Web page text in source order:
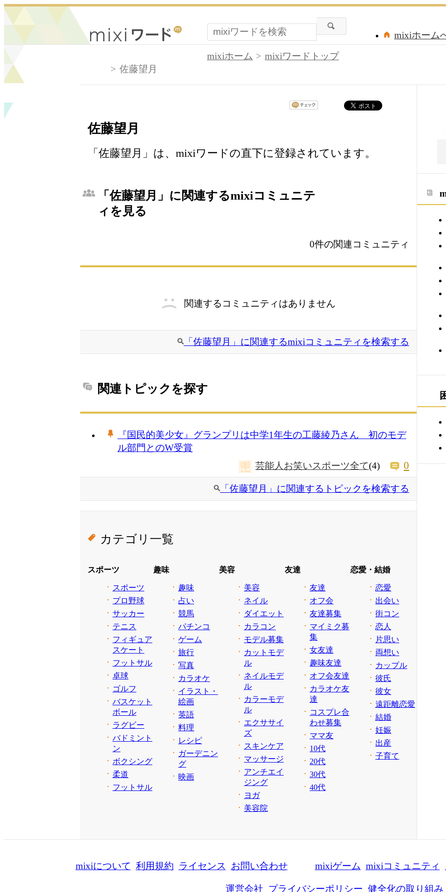
mixiホーム
mixiホーム
mixiワードトップ
佐藤望月
佐藤望月
「佐藤望月」は、mixiワードの直下に登録されています。
「佐藤望月」に関連するmixiコミュニテ
ィを見る
0件の関連コミュニティ
関連するコミュニティはありません
「佐藤望月」に関連するmixiコミュニティを検索する
関連トピックを探す
『国民的美少女』グランプリは中学1年生の工藤綾乃さん 初のモデ
ル部門とのW受賞
芸能人お笑いスポーツ全て(4) 0
「佐藤望月」に関連するトピックを検索する
カテゴリ一覧
スポーツ
スポーツ
プロ野球
サッカー
テニス
フィギュア
スケート
フットサル
卓球
ゴルフ
バスケット
ボール
ラグビー
バドミント
ン
ボクシング
柔道
フットサル
趣味
趣味
占い
競馬
パチンコ
ゲーム
旅行
写真
カラオケ
イラスト・
絵画
英語
料理
レシピ
ガーデニン
グ
映画
美容
美容
ネイル
ダイエット
カラコン
モデル募集
カットモデ
ル
ネイルモデ
ル
カラーモデ
ル
エクササイ
ズ
スキンケア
マッサージ
アンチエイ
ジング
ヨガ
美容院
友達
友達
オフ会
友達募集
マイミク募
集
女友達
趣味友達
オフ会友達
カラオケ友
達
コスプレ合
わせ募集
ママ友
10代
20代
30代
40代
恋愛・結婚
恋愛
出会い
街コン
恋人
片思い
両想い
カップル
彼氏
彼女
遠距離恋愛
結婚
妊娠
出産
子育て
mixiについて 利用規約 ライセンス お問い合わせ mixiゲーム mixiコミュニティ
運営会社 プライバシーポリシー 健全化の取り組み